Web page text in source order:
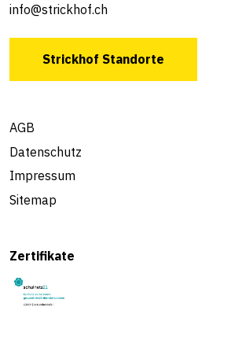
info@strickhof.ch
Strickhof Standorte
AGB
Datenschutz
Impressum
Sitemap
Zertifikate